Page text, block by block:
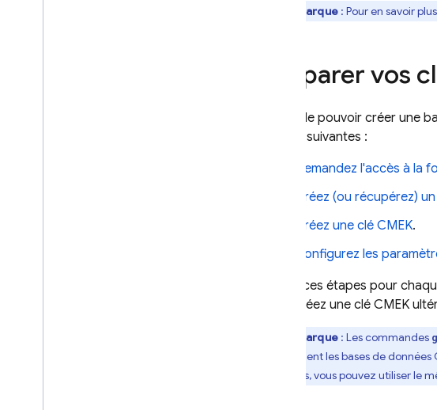
Remarque : Pour en savoir
Préparer vos
Avant de pouvoir créer une
étapes suivantes :
Demandez l'accès à la
Créez (ou récupérez)
Créez une clé CMEK.
Configurez les
Suivez ces étapes pour
vous créez une clé CMEK
Remarque : Les commandes
qui contient les bases de données
Toutefois, vous pouvez utiliser le